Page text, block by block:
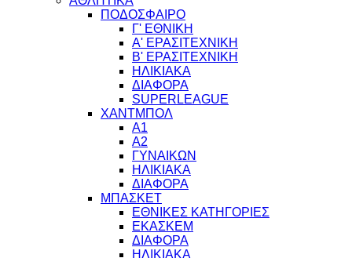
ΠΟΔΟΣΦΑΙΡΟ
Γ' ΕΘΝΙΚΗ
Α' ΕΡΑΣΙΤΕΧΝΙΚΗ
Β' ΕΡΑΣΙΤΕΧΝΙΚΗ
ΗΛΙΚΙΑΚΑ
ΔΙΑΦΟΡΑ
SUPERLEAGUE
ΧΑΝΤΜΠΟΛ
Α1
Α2
ΓΥΝΑΙΚΩΝ
ΗΛΙΚΙΑΚΑ
ΔΙΑΦΟΡΑ
ΜΠΑΣΚΕΤ
ΕΘΝΙΚΕΣ ΚΑΤΗΓΟΡΙΕΣ
ΕΚΑΣΚΕΜ
ΔΙΑΦΟΡΑ
ΗΛΙΚΙΑΚΑ